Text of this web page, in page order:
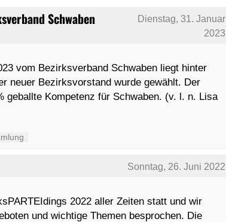
Schwaben
Dienstag, 31. Januar
2023
vom Bezirksverband Schwaben liegt hinter
neuer Bezirksvorstand wurde gewählt. Der
geballte Kompetenz für Schwaben. (v. l. n. Lisa
Sonntag, 26. Juni 2022
2022 aller Zeiten statt und wir
und wichtige Themen besprochen. Die